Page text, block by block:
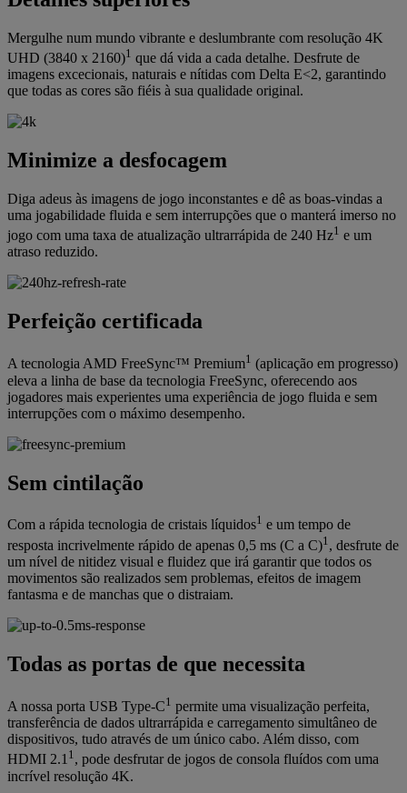
Mergulhe num mundo vibrante e deslumbrante com resolução 4K
UHD (3840 x 2160)1 que dá vida a cada detalhe. Desfrute de
imagens excecionais, naturais e nítidas com Delta E<2, garantindo
que todas as cores são fiéis à sua qualidade original.
Minimize a desfocagem
Diga adeus às imagens de jogo inconstantes e dê as boas-vindas a
uma jogabilidade fluida e sem interrupções que o manterá imerso no
jogo com uma taxa de atualização ultrarrápida de 240 Hz1 e um
atraso reduzido.
Perfeição certificada
A tecnologia AMD FreeSync™ Premium1 (aplicação em progresso)
eleva a linha de base da tecnologia FreeSync, oferecendo aos
jogadores mais experientes uma experiência de jogo fluida e sem
interrupções com o máximo desempenho.
Sem cintilação
Com a rápida tecnologia de cristais líquidos1 e um tempo de
resposta incrivelmente rápido de apenas 0,5 ms (C a C)1 , desfrute de
um nível de nitidez visual e fluidez que irá garantir que todos os
movimentos são realizados sem problemas, efeitos de imagem
fantasma e de manchas que o distraiam.
Todas as portas de que necessita
A nossa porta USB Type-C1 permite uma visualização perfeita,
transferência de dados ultrarrápida e carregamento simultâneo de
dispositivos, tudo através de um único cabo. Além disso, com
HDMI 2.11, pode desfrutar de jogos de consola fluídos com uma
incrível resolução 4K.